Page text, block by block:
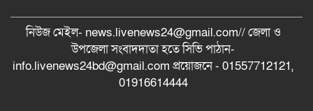
নিউজ মেইল- news.livenews24@gmail.com// জেলা ও
‍উপজেলা সংবাদদাতা হতে সিভি পাঠান-
info.livenews24bd@gmail.com প্রয়োজনে - 01557712121,
01916614444